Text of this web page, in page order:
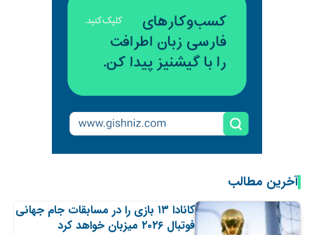
آخرین مطالب
کانادا ۱۳ بازی را در مسابقات جام جهانی
فوتبال ۲۰۲۶ میزبان خواهد کرد